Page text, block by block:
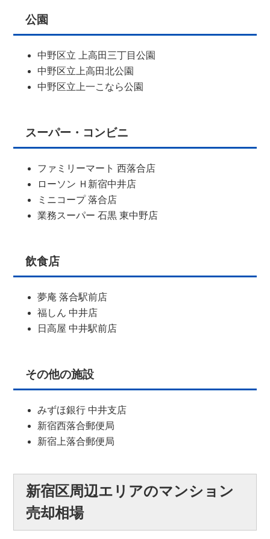
公園
中野区立 上高田三丁目公園
中野区立上高田北公園
中野区立上一こなら公園
スーパー・コンビニ
ファミリーマート 西落合店
ローソン Ｈ新宿中井店
ミニコープ 落合店
業務スーパー 石黒 東中野店
飲食店
夢庵 落合駅前店
福しん 中井店
日高屋 中井駅前店
その他の施設
みずほ銀行 中井支店
新宿西落合郵便局
新宿上落合郵便局
新宿区周辺エリアのマンション
売却相場